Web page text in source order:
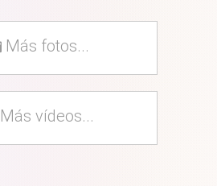
Más fotos...
Más vídeos...